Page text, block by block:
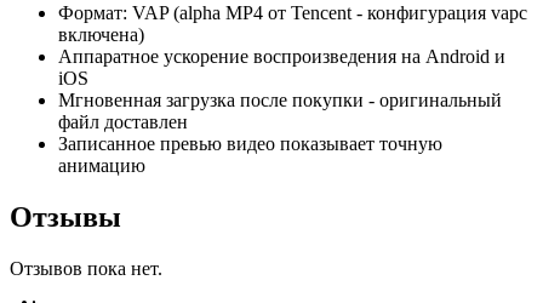
Формат: VAP (alpha MP4 от Tencent - конфигурация vapc
включена)
Аппаратное ускорение воспроизведения на Android и
iOS
Мгновенная загрузка после покупки - оригинальный
файл доставлен
Записанное превью видео показывает точную
анимацию
Отзывы
Отзывов пока нет.